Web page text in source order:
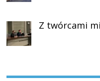
Z twórcami